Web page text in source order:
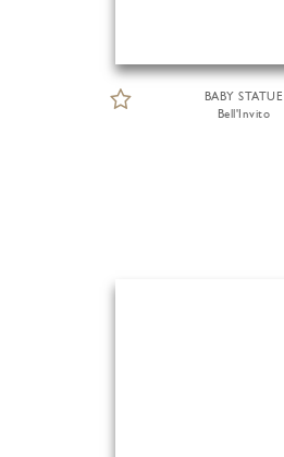
BABY STATUE
Bell'Invito